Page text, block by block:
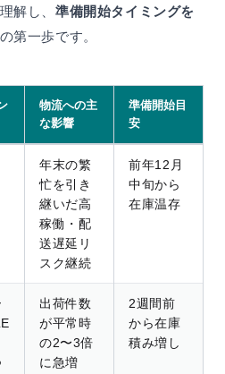
解し、 準備開始タイミングを
第一歩です。
物流への主
な影響
準備開始目
安
年末の繁
忙を引き
継いだ高
稼働・配
送遅延リ
スク継続
前年12月
中旬から
在庫温存
出荷件数
が平常時
の2〜3倍
に急増
2週間前
から在庫
積み増し